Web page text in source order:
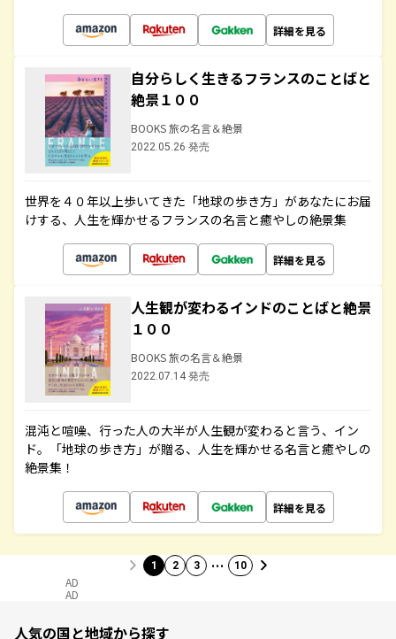
詳細を見る
自分らしく生きるフランスのことばと
絶景１００
BOOKS 旅の名言＆絶景
2022.05.26 発売
世界を４０年以上歩いてきた「地球の歩き方」があなたにお届
けする、人生を輝かせるフランスの名言と癒やしの絶景集
詳細を見る
人生観が変わるインドのことばと絶景
１００
BOOKS 旅の名言＆絶景
2022.07.14 発売
混沌と喧噪、行った人の大半が人生観が変わると言う、イン
ド。「地球の歩き方」が贈る、人生を輝かせる名言と癒やしの
絶景集！
詳細を見る
1 2 3 … 10
AD
AD
人気の国と地域から探す